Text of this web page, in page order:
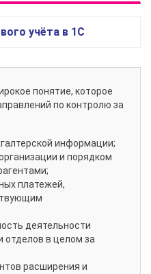
учёта в 1С
понятие, которое
по контролю за
информации;
и порядком
платежей,
деятельности
отделов в целом за
расширения и